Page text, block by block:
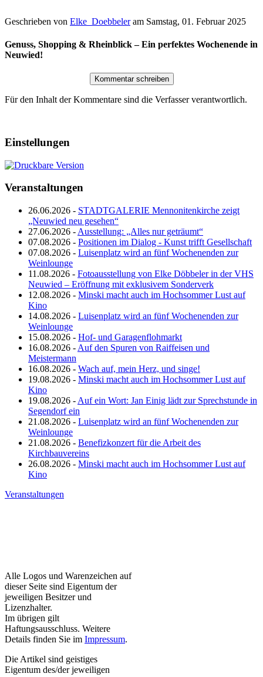
Geschrieben von Elke_Doebbeler am Samstag, 01. Februar 2025
Genuss, Shopping & Rheinblick – Ein perfektes Wochenende in
Neuwied!
Für den Inhalt der Kommentare sind die Verfasser verantwortlich.
Einstellungen
Veranstaltungen
26.06.2026 - STADTGALERIE Mennonitenkirche zeigt
„Neuwied neu gesehen“
27.06.2026 - Ausstellung: „Alles nur geträumt“
07.08.2026 - Positionen im Dialog - Kunst trifft Gesellschaft
07.08.2026 - Luisenplatz wird an fünf Wochenenden zur
Weinlounge
11.08.2026 - Fotoausstellung von Elke Döbbeler in der VHS
Neuwied – Eröffnung mit exklusivem Sonderverk
12.08.2026 - Minski macht auch im Hochsommer Lust auf
Kino
14.08.2026 - Luisenplatz wird an fünf Wochenenden zur
Weinlounge
15.08.2026 - Hof- und Garagenflohmarkt
16.08.2026 - Auf den Spuren von Raiffeisen und
Meistermann
16.08.2026 - Wach auf, mein Herz, und singe!
19.08.2026 - Minski macht auch im Hochsommer Lust auf
Kino
19.08.2026 - Auf ein Wort: Jan Einig lädt zur Sprechstunde in
Segendorf ein
21.08.2026 - Luisenplatz wird an fünf Wochenenden zur
Weinlounge
21.08.2026 - Benefizkonzert für die Arbeit des
Kirchbauvereins
26.08.2026 - Minski macht auch im Hochsommer Lust auf
Kino
Veranstaltungen
Alle Logos und Warenzeichen auf
dieser Seite sind Eigentum der
jeweiligen Besitzer und
Lizenzhalter.
Im übrigen gilt
Haftungsausschluss. Weitere
Details finden Sie im Impressum.
Die Artikel sind geistiges
Eigentum des/der jeweiligen